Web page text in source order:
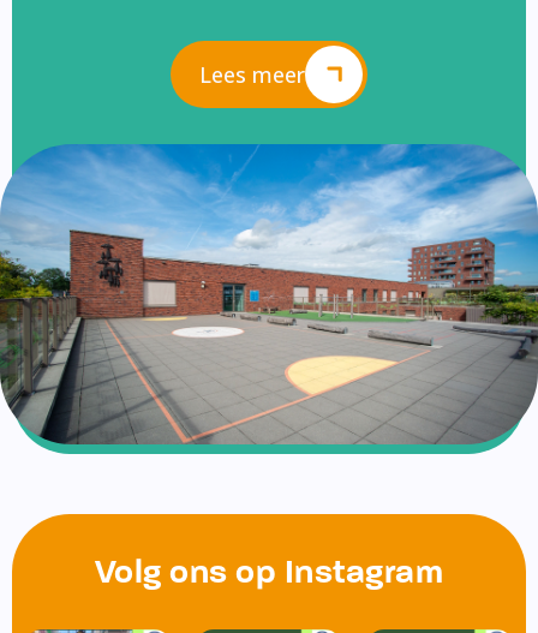
Lees meer
Volg ons op Instagram